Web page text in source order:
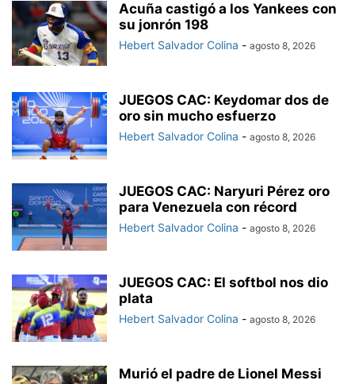
Acuña castigó a los Yankees con
su jonrón 198
Hebert Salvador Colina - agosto 8, 2026
JUEGOS CAC: Keydomar dos de
oro sin mucho esfuerzo
Hebert Salvador Colina - agosto 8, 2026
JUEGOS CAC: Naryuri Pérez oro
para Venezuela con récord
Hebert Salvador Colina - agosto 8, 2026
JUEGOS CAC: El softbol nos dio
plata
Hebert Salvador Colina - agosto 8, 2026
Murió el padre de Lionel Messi